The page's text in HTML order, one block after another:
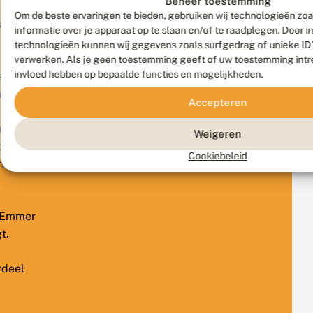
Om de beste ervaringen te bieden, gebruiken wij technologieën
informatie over je apparaat op te slaan en/of te raadplegen. Door
technologieën kunnen wij gegevens zoals surfgedrag of unieke
verwerken. Als je geen toestemming geeft of uw toestemming
invloed hebben op bepaalde functies en mogelijkheden.
Accepteren
Weigeren
Cookiebeleid